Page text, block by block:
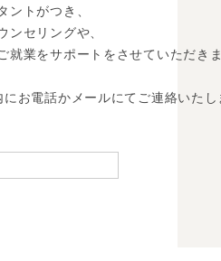
ントがつき、
ンセリングや、
就業をサポートをさせていただき
お電話かメールにてご連絡いたし